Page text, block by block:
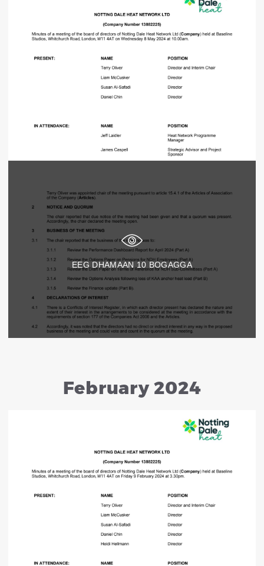
EEG DHAMAAN 10 BOGAGGA
February 2024